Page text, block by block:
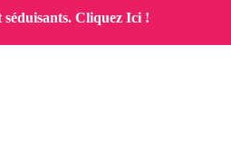
Cliquez Ici !